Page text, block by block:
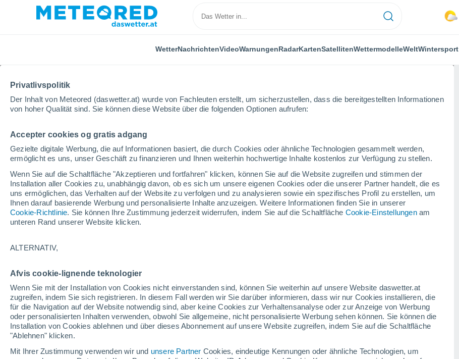
Privatlivspolitik
Der Inhalt von Meteored (daswetter.at) wurde von Fachleuten erstellt, um sicherzustellen, dass die bereitgestellten Informationen
von hoher Qualität sind. Sie können diese Website über die folgenden Optionen aufrufen:
Accepter cookies og gratis adgang
Gezielte digitale Werbung, die auf Informationen basiert, die durch Cookies oder ähnliche Technologien gesammelt werden,
ermöglicht es uns, unser Geschäft zu finanzieren und Ihnen weiterhin hochwertige Inhalte kostenlos zur Verfügung zu stellen.
Wenn Sie auf die Schaltfläche "Akzeptieren und fortfahren" klicken, können Sie auf die Website zugreifen und stimmen der
Installation aller Cookies zu, unabhängig davon, ob es sich um unsere eigenen Cookies oder die unserer Partner handelt, die es
uns ermöglichen, das Verhalten auf der Website zu verfolgen und zu analysieren sowie ein spezifisches Profil zu erstellen, um
Ihnen darauf basierende Werbung und personalisierte Inhalte anzuzeigen. Weitere Informationen finden Sie in unserer
Cookie-Richtlinie. Sie können Ihre Zustimmung jederzeit widerrufen, indem Sie auf die Schaltfläche Cookie-Einstellungenam
unteren Rand unserer Website klicken.
ALTERNATIV,
Afvis cookie-lignende teknologier
Wenn Sie mit der Installation von Cookies nicht einverstanden sind, können Sie weiterhin auf unsere Website daswetter.at
zugreifen, indem Sie sich registrieren. In diesem Fall werden wir Sie darüber informieren, dass wir nur Cookies installieren, die
für die Navigation auf der Website notwendig sind, aber keine Cookies zur Verhaltensanalyse oder zur Anzeige von Werbung
oder personalisierten Inhalten verwenden, obwohl Sie allgemeine, nicht personalisierte Werbung sehen können. Sie können die
Installation von Cookies ablehnen und über dieses Abonnement auf unsere Website zugreifen, indem Sie auf die Schaltfläche
"Ablehnen" klicken.
Mit Ihrer Zustimmung verwenden wir und unsere Partner Cookies, eindeutige Kennungen oder ähnliche Technologien, um
WetterNachrichtenVideoWarnungenRadarKartenSatellitenWettermodelleWeltWintersport
Home Bundesland Wien
Wetter für das Bundesland Wien
Heute, 8. August Tageswetter Symbole
31°
31°
19°
Döbling
31°
20°
Donaustadt